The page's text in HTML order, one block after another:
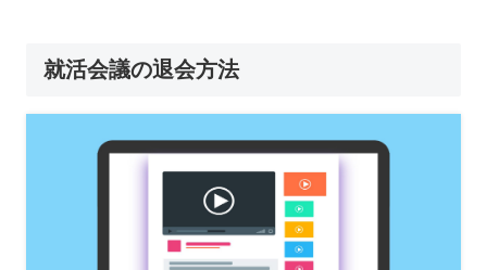
就活会議の退会方法